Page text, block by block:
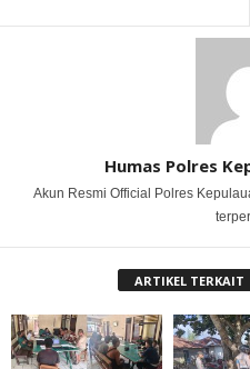
Humas Polres
Akun Resmi Official Polres
ARTIKEL TERKAIT